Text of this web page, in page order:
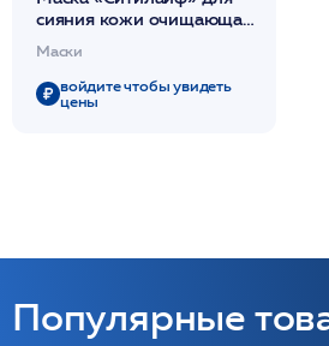
сияния кожи очищающая
Маски
войдите чтобы увидеть
цены
Популярные